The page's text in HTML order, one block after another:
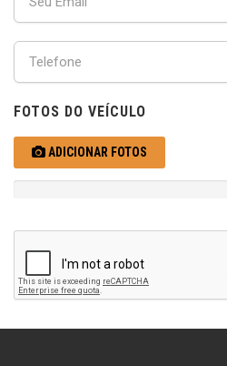
FOTOS DO VEÍCULO
ADICIONAR FOTOS